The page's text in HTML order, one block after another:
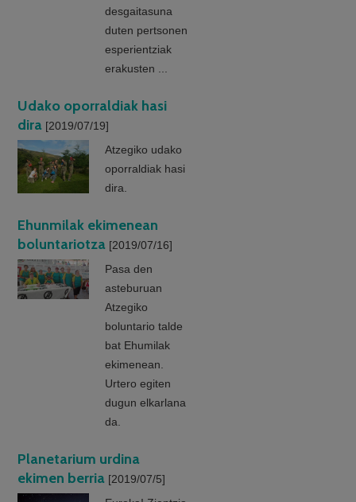
desgaitasuna
duten pertsonen
esperientziak
erakusten ...
Udako oporraldiak hasi
dira [2019/07/19]
Atzegiko udako
oporraldiak hasi
dira.
Ehunmilak ekimenean
boluntariotza [2019/07/16]
Pasa den
asteburuan
Atzegiko
boluntario talde
bat Ehumilak
ekimenean.
Urtero egiten
dugun elkarlana
da.
Planetarium urdina
ekimen berria [2019/07/5]